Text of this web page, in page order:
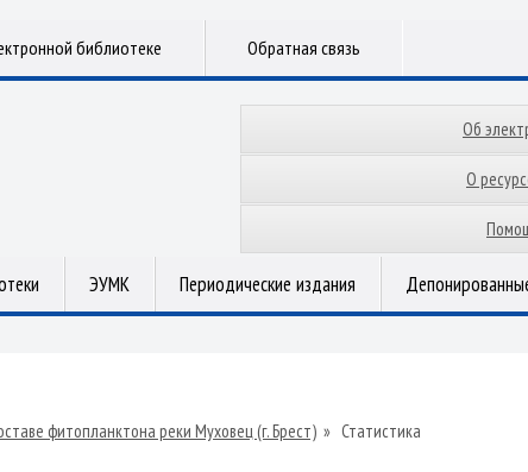
библиотеке Обратная связь
Об
О
ЭУМК Периодические издания
фитопланктона реки Муховец (г. Брест) » Статистика